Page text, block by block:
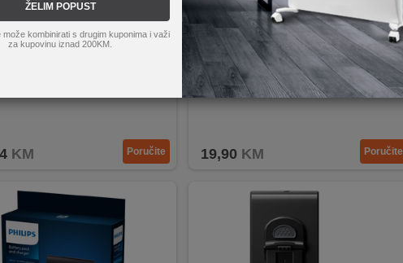
ŽELIM POPUST
može kombinirati s drugim kuponima i važi
za kupovinu iznad 200KM.
N00031238
KM Poručite
NN-Su Fiilter For Roborock A30/F25
Filtera za Roborock A30/A30 Pro/ A30 Pro
Combo/ F25/F25 ACE
19,90 KM Poručite